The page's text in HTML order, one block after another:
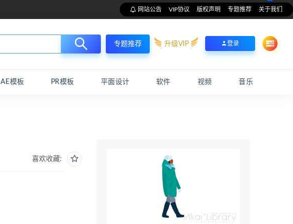
网站公告 VIP协议 版权声明 专题推荐 关于我们
专题推荐 升级VIP 登录
AE模板 PR模板 平面设计 软件 视频 音乐
喜欢收藏: